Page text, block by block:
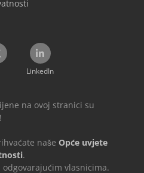
LinkedIn
na ovoj stranici su
naše Opće uvjete
.
vlasnicima.